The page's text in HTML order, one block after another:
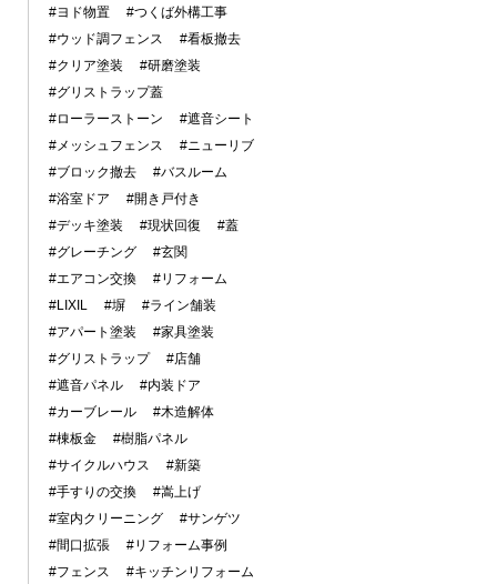
#ヨド物置
#つくば外構工事
#ウッド調フェンス
#看板撤去
#クリア塗装
#研磨塗装
#グリストラップ蓋
#ローラーストーン
#遮音シート
#メッシュフェンス
#ニューリブ
#ブロック撤去
#バスルーム
#浴室ドア
#開き戸付き
#デッキ塗装
#現状回復
#蓋
#グレーチング
#玄関
#エアコン交換
#リフォーム
#LIXIL
#塀
#ライン舗装
#アパート塗装
#家具塗装
#グリストラップ
#店舗
#遮音パネル
#内装ドア
#カーブレール
#木造解体
#棟板金
#樹脂パネル
#サイクルハウス
#新築
#手すりの交換
#嵩上げ
#室内クリーニング
#サンゲツ
#間口拡張
#リフォーム事例
#フェンス
#キッチンリフォーム